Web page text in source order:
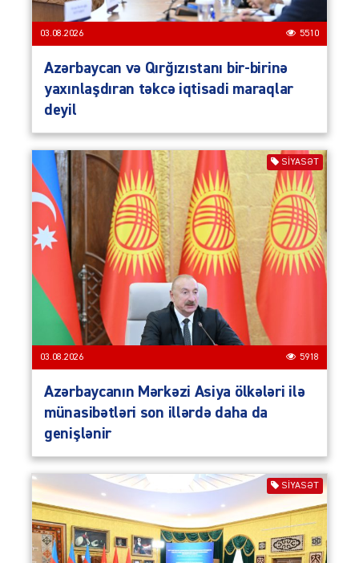
03.08.2026 5510
Azərbaycan və Qırğızıstanı bir-birinə
yaxınlaşdıran təkcə iqtisadi maraqlar
deyil
SIYASƏT
03.08.2026 5918
Azərbaycanın Mərkəzi Asiya ölkələri ilə
münasibətləri son illərdə daha da
genişlənir
SIYASƏT